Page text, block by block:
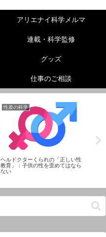
アリエナイ科学メルマ
連載・科学監修
グッズ
仕事のご相談
性差の科学
ヘルドクターくられの「正しい性
教育」：子供の性を歪めてはなら
ない